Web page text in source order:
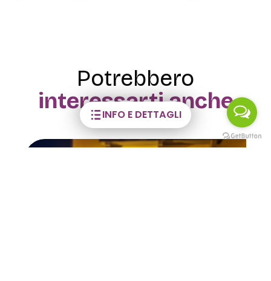
INFO E DETTAGLI
Potrebbero
interessarti anche